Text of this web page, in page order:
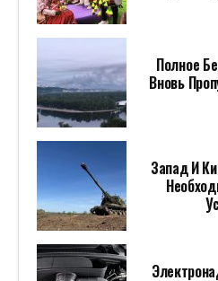
Полное
Вновь
Запад И